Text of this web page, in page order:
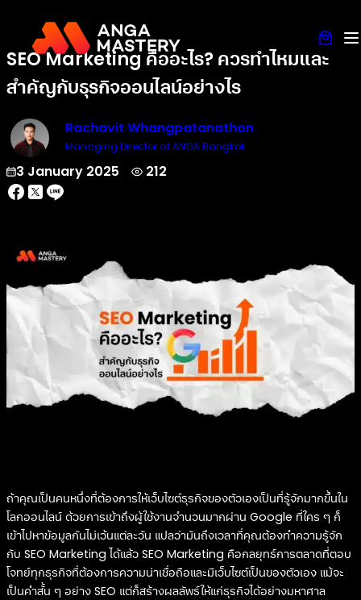
SEO Marketing คืออะไร? ควรทำไหมและ
สำคัญกับธุรกิจออนไลน์อย่างไร
Rachavit Whangpatanathon
Managing Director at ANGA Bangkok
3 January 2025 212
ถ้าคุณเป็นคนหนึ่งที่ต้องการให้เว็บไซต์ธุรกิจของตัวเองเป็นที่รู้จักมากขึ้นใน
โลกออนไลน์ ด้วยการเข้าถึงผู้ใช้งานจำนวนมากผ่าน Google ที่ใคร ๆ ก็
เข้าไปหาข้อมูลกันไม่เว้นแต่ละวัน แปลว่ามันถึงเวลาที่คุณต้องทำความรู้จัก
กับ SEO Marketing ได้แล้ว SEO Marketing คือกลยุทธ์การตลาดที่ตอบ
โจทย์ทุกธุรกิจที่ต้องการความน่าเชื่อถือและมีเว็บไซต์เป็นของตัวเอง แม้จะ
เป็นคำสั้น ๆ อย่าง SEO แต่ก็สร้างผลลัพธ์ให้แก่ธุรกิจได้อย่างมหาศาล